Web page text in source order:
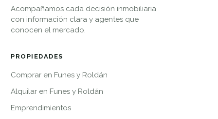
Acompañamos cada decisión inmobiliaria
con información clara y agentes que
conocen el mercado.
PROPIEDADES
Comprar en Funes y Roldán
Alquilar en Funes y Roldán
Emprendimientos